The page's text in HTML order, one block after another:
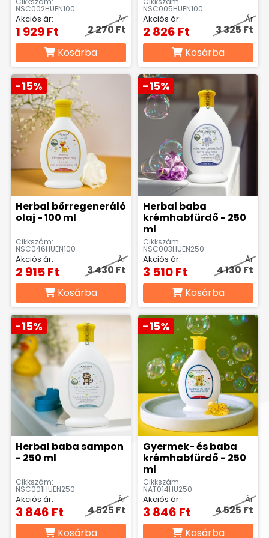
NSC002HUEN100
Akciós ár:
1 929 Ft
Ár
2 270 Ft
Kosárba
NSC005HUEN100
Akciós ár:
2 826 Ft
Ár
3 325 Ft
Kosárba
-15%
Herbal bőrregeneráló
olaj - 100 ml
Cikkszám:
NSC046HUEN100
Akciós ár:
2 915 Ft
Ár
3 430 Ft
Kosárba
-15%
Herbal baba
krémhabfürdő - 250
ml
Cikkszám:
NSC003HUEN250
Akciós ár:
3 510 Ft
Ár
4 130 Ft
Kosárba
-15%
Herbal baba sampon
- 250 ml
Cikkszám:
NSC001HUEN250
Akciós ár:
3 846 Ft
Ár
4 525 Ft
Kosárba
-15%
Gyermek- és baba
krémhabfürdő - 250
ml
Cikkszám:
NAT014HU250
Akciós ár:
3 846 Ft
Ár
4 525 Ft
Kosárba